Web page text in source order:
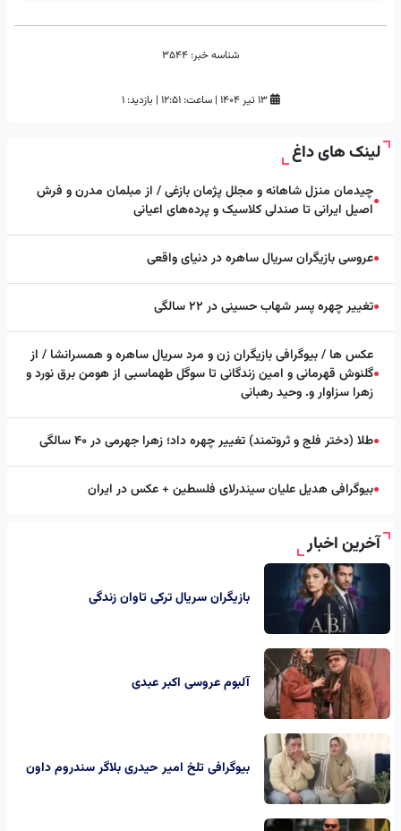
شناسه خبر:
۱۳ تیر ۱۴۰۴ | ساعت: ۱۲:۵۱ | بازدید: 1
لینک های داغ
●چیدمان منزل شاهانه و مجلل پژمان بازغی / از مبلمان مدرن و فرش
اصیل ایرانی تا صندلی کلاسیک و پرده‌های اعیانی
●عروسی بازیگران سریال ساهره در دنیای واقعی
●تغییر چهره پسر شهاب حسینی در ۲۲ سالگی
●
عکس ها / بیوگرافی بازیگران زن و مرد سریال ساهره و همسرانشا / از
گلنوش قهرمانی و امین زندگانی تا سوگل طهماسبی از هومن برق نورد و
زهرا سزاوار و. وحید رهبانی
●طلا (دختر فلج و ثروتمند) تغییر چهره داد؛ زهرا جهرمی در ۴۰ سالگی
●بیوگرافی هدیل علیان سیندرلای فلسطین + عکس در ایران
آخرین اخبار
بازیگران سریال ترکی تاوان زندگی
آلبوم عروسی اکبر عبدی
بیوگرافی تلخ امیر حیدری بلاگر سندروم داون